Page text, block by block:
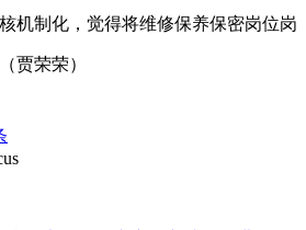
机制化，觉得将维修保养保密岗位岗
贾荣荣）